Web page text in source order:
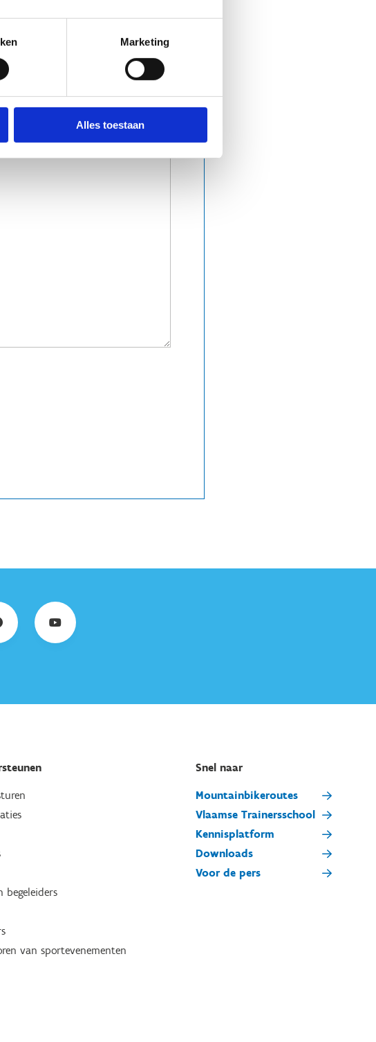
Marketing
Alles toestaan
begeleiders
van sportevenementen
Snel naar
Mountainbikeroutes
Vlaamse Trainersschool
Kennisplatform
Downloads
Voor de pers